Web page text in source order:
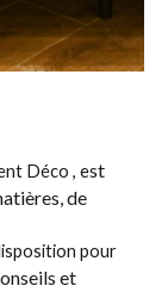
Déco , est
de
pour
et